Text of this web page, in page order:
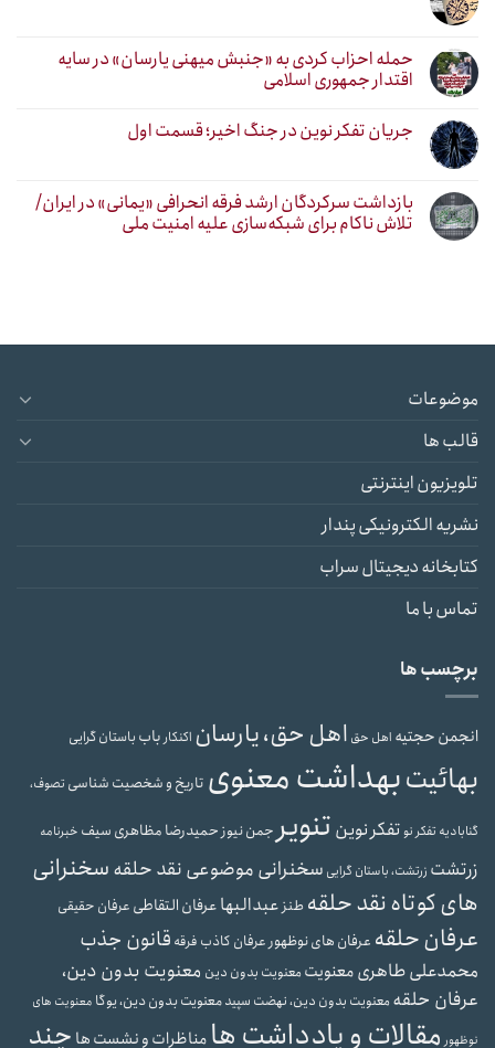
حمله احزاب کردی به «جنبش میهنی یارسان» در سایه
اقتدار جمهوری اسلامی
جریان تفکر نوین در جنگ اخیر؛ قسمت اول
بازداشت سرکردگان ارشد فرقه انحرافی «یمانی» در ایران/
تلاش ناکام برای شبکه‌سازی علیه امنیت ملی
موضوعات
قالب ها
تلویزیون اینترنتی
نشریه الکترونیکی پندار
کتابخانه دیجیتال سراب
تماس با ما
برچسب ها
انجمن حجتیه اهل حق اهل حق، یارسان اکنکارباب باستان گرایی
بهائیتبهداشت معنوی تاریخ و شخصیت شناسی تصوف،
گنابادیه تفکر نوتفکر نوین تنویر جمن نیوزحمیدرضا مظاهری سیف خبرنامه
زرتشت زرتشت، باستان گرایی سخنرانی موضوعی نقد حلقهسخنرانی
های کوتاه نقد حلقه طنزعبدالبهاعرفان التقاطی عرفان حقیقی
عرفان حلقه عرفان های نوظهورعرفان کاذب فرقه قانون جذب
محمدعلی طاهریمعنویتمعنویت بدون دین معنویت بدون دین،
عرفان حلقهمعنویت بدون دین، نهضت سپیدمعنویت بدون دین، یوگا معنویت های
نوظهور مقالات و یادداشت ها مناظرات و نشست ها چند